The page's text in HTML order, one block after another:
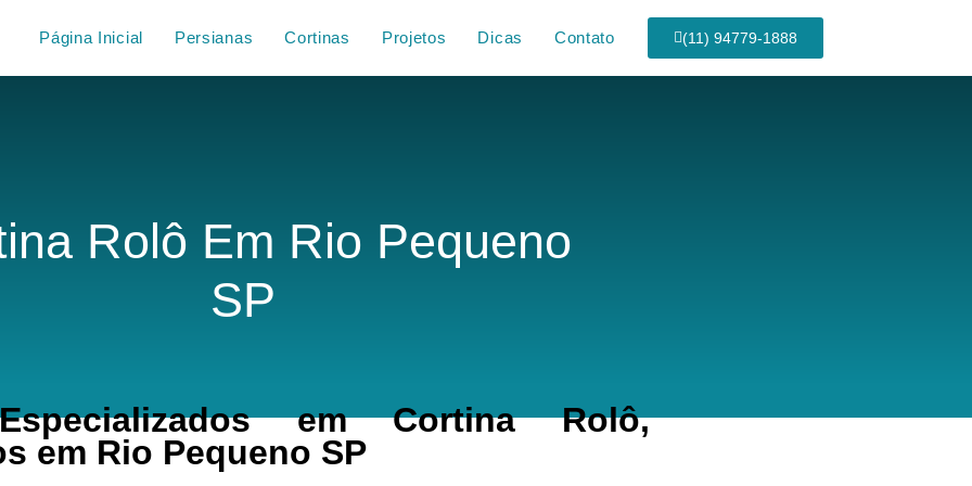
Página Inicial Persianas Cortinas Projetos Dicas Contato (11) 94779-1888
Rolô Em Rio Pequeno
SP
em Cortina Rolô,
em Rio Pequeno SP